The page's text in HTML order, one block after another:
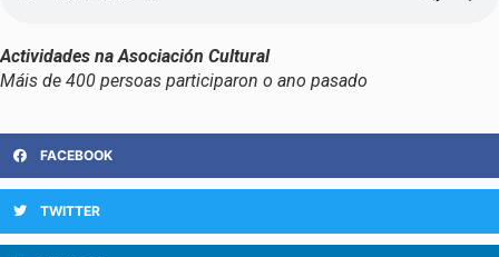
Actividades na Asociación Cultural
Máis de 400 persoas participaron o ano pasado
FACEBOOK
TWITTER